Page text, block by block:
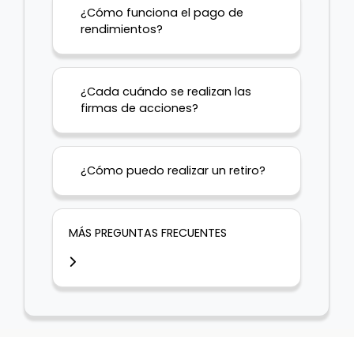
¿Cómo funciona el pago de
rendimientos?
¿Cada cuándo se realizan las
firmas de acciones?
¿Cómo puedo realizar un retiro?
MÁS PREGUNTAS FRECUENTES